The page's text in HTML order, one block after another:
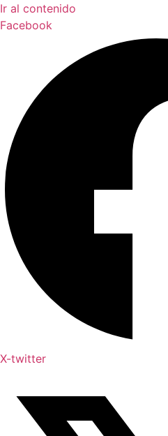
Ir al contenido
Facebook
X-twitter